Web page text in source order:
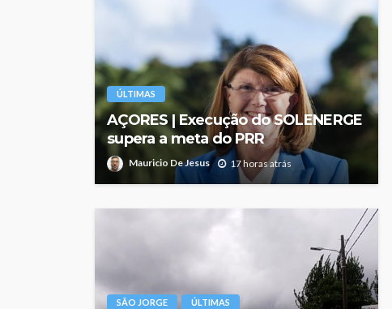
ÚLTIMAS
AÇORES | Execução do SOLENERGE
supera a meta do PRR
Mauricio De Jesus 17 horas atrás
SÃO JORGE ÚLTIMAS